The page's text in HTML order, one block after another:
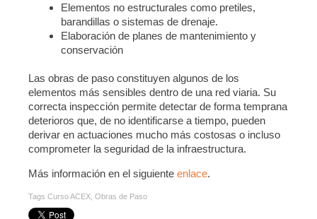
Elementos no estructurales como pretiles,
barandillas o sistemas de drenaje.
Elaboración de planes de mantenimiento y
conservación
Las obras de paso constituyen algunos de los
elementos más sensibles dentro de una red viaria. Su
correcta inspección permite detectar de forma temprana
deterioros que, de no identificarse a tiempo, pueden
derivar en actuaciones mucho más costosas o incluso
comprometer la seguridad de la infraestructura.
Más información en el siguiente enlace.
Tags Curso ACEX Obras de Paso